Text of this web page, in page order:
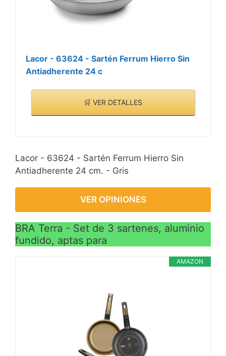
Lacor - 63624 - Sartén Ferrum Hierro Sin
Antiadherente 24 c
🛒 VER DETALLES
Lacor - 63624 - Sartén Ferrum Hierro Sin
Antiadherente 24 cm. - Gris
VER OPINIONES
BRA Terra - Set de 3 sartenes, aluminio
fundido, aptas para
AMAZON